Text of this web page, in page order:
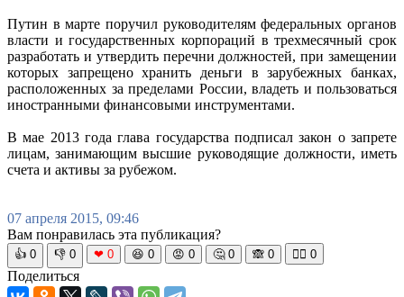
Путин в марте поручил руководителям федеральных органов
власти и государственных корпораций в трехмесячный срок
разработать и утвердить перечни должностей, при замещении
которых запрещено хранить деньги в зарубежных банках,
расположенных за пределами России, владеть и пользоваться
иностранными финансовыми инструментами.
В мае 2013 года глава государства подписал закон о запрете
лицам, занимающим высшие руководящие должности, иметь
счета и активы за рубежом.
07 апреля 2015, 09:46
Вам понравилась эта публикация?
👍 0 👎 0 ❤ 0 😆 0 😡 0 🤔 0 🙈 0 🧘‍♀️ 0
Поделиться